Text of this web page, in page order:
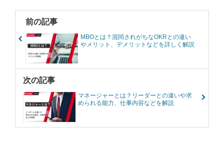
前の記事
MBOとは？混同されがちなOKRとの違い
やメリット、デメリットなどを詳しく解説
次の記事
マネージャーとは？リーダーとの違いや求
められる能力、仕事内容などを解説